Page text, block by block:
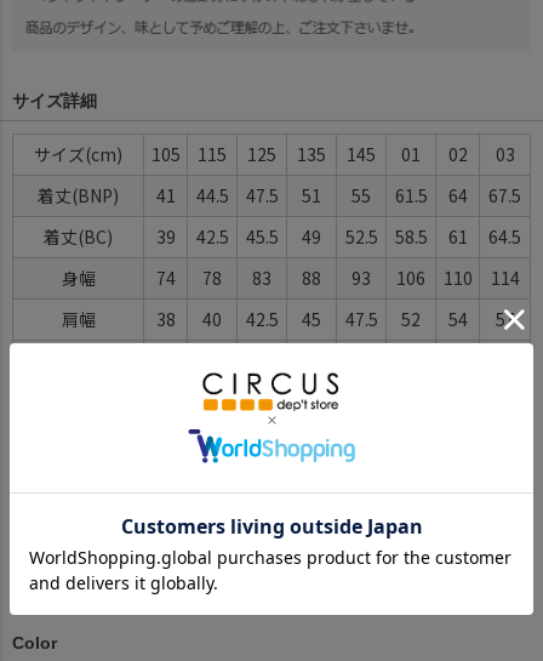
サイズ詳細
サイズ 105 115 125 135 145 01 02
03
着丈(BNP)
41 44.5 47.5 51 55 61.5 64
67.5
着丈(BC)
39 42.5 45.5 49 52.5 58.5 61
64.5
身幅
74 78 83 88 93 106 110
114
肩幅
38 40 42.5 45 47.5 52 54
57
50 55 60
※BCはバックセンター（首から裾までの後中心）です。
サイズ詳細について
Color